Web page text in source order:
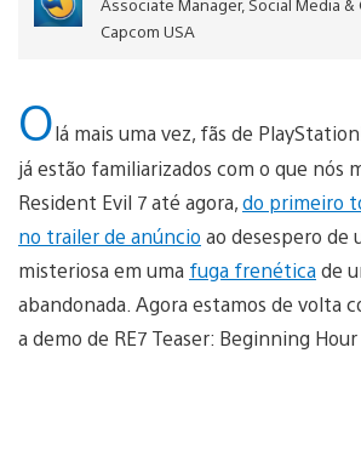
Capcom USA
Olá mais uma vez, fãs de
já estão familiarizados com o que nós
Resident Evil 7 até agora,do primeiro
no trailer de anúncio ao desespero de
misteriosa em uma fuga frenéticade
abandonada. Agora estamos de volta
a demo de RE7 Teaser: Beginning Hour